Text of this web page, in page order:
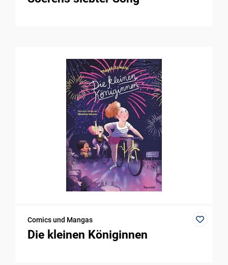
Comics und Mangas
Die kleinen Königinnen